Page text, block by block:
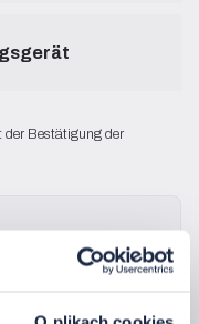
Bestätigung der